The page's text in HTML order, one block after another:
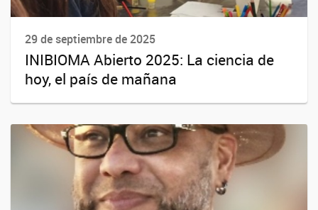
29 de septiembre de 2025
INIBIOMA Abierto 2025: La ciencia de
hoy, el país de mañana